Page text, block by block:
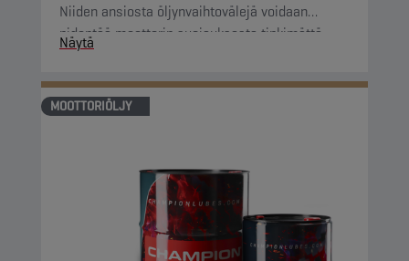
Niiden ansiosta öljynvaihtovälejä voidaan
pidentää moottorin suojauksesta tinkimättä.
Näytä
MOOTTORIÖLJY